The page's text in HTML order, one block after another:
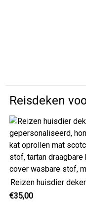
Reisdeken
€35,00